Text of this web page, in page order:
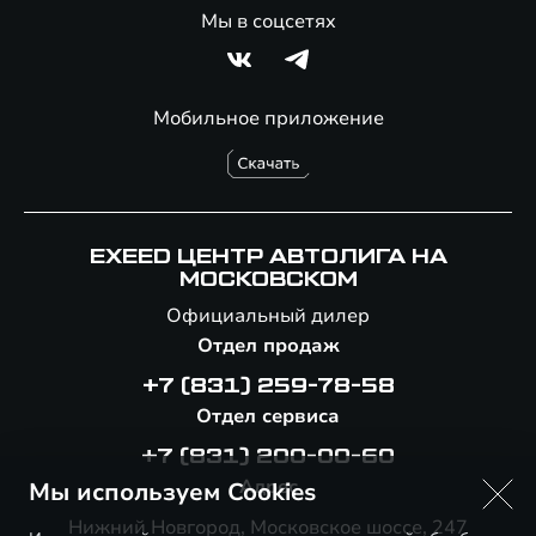
Мобильное приложение
Мы в соцсетях
EXEED ЦЕНТР АВТОЛИГА НА
МОСКОВСКОМ
Официальный дилер
Отдел продаж
+7 (831) 259-78-58
Отдел сервиса
+7 (831) 200-00-60
Адрес
Нижний Новгород, Московское шоссе, 247
Мы используем Cookies